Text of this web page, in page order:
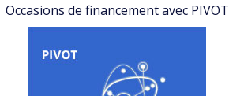
Occasions de financement avec PIVOT